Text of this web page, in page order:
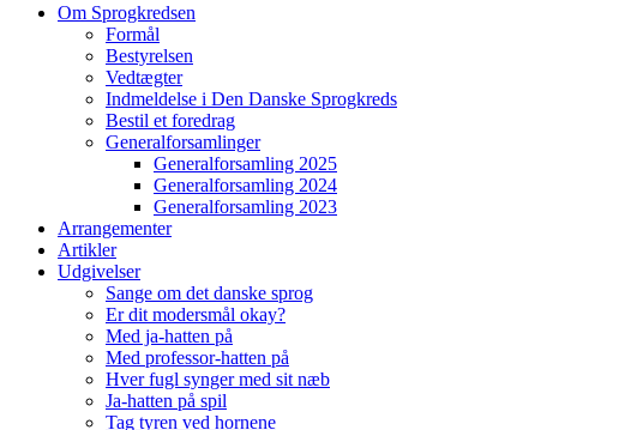
Om Sprogkredsen
Formål
Bestyrelsen
Vedtægter
Indmeldelse i Den Danske Sprogkreds
Bestil et foredrag
Generalforsamlinger
Generalforsamling 2025
Generalforsamling 2024
Generalforsamling 2023
Arrangementer
Artikler
Udgivelser
Sange om det danske sprog
Er dit modersmål okay?
Med ja-hatten på
Med professor-hatten på
Hver fugl synger med sit næb
Ja-hatten på spil
Tag tyren ved hornene